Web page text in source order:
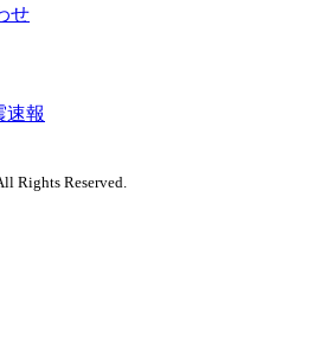
せ
速報
Rights Reserved.